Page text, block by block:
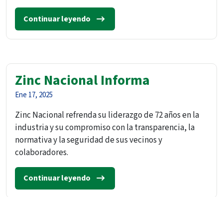
Continuar leyendo
Zinc Nacional Informa
Ene 17, 2025
Zinc Nacional refrenda su liderazgo de 72 años en la
industria y su compromiso con la transparencia, la
normativa y la seguridad de sus vecinos y
colaboradores.
Continuar leyendo